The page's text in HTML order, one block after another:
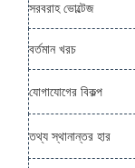
সরবরাহ ভোল্টেজ
বর্তমান খরচ
যোগাযোগের বিকল্প
তথ্য স্থানান্তর হার